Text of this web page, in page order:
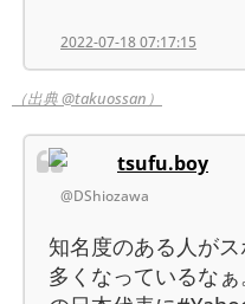
2022-07-18 07:17:15
（出典 @takuossan）
tsufu.boy
@DShiozawa
知名度のある人が
多くなっているな